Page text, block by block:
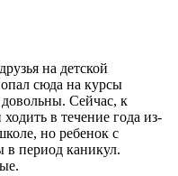
на детской
сюда на курсы
довольны. Сейчас, к
в течение года из-
но ребенок с
в период каникул.